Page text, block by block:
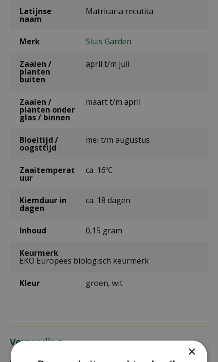
Latijnse
naam
Matricaria recutita
Merk Sluis Garden
Zaaien /
planten
buiten
april t/m juli
Zaaien /
planten onder
glas / binnen
maart t/m april
Bloeitijd /
oogsttijd
mei t/m augustus
Zaaitemperat
uur
ca. 16ºC
Kiemduur in
dagen
ca. 18 dagen
Inhoud 0,15 gram
Keurmerk
EKO Europees biologisch keurmerk
Kleur groen, wit
Verzending
×